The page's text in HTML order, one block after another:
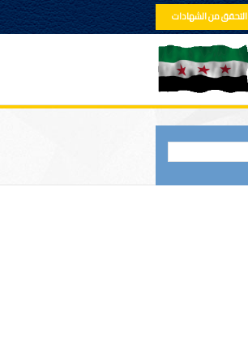
التحقق من الشهادات